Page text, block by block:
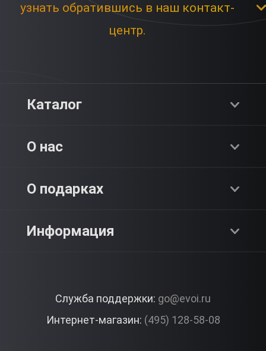
узнать обратившись в наш контакт-
центр.
Каталог
Premium
О нас
О компании
Контакты
О подарках
Как это работает?
Вопросы и ответы
Информация
Корпоративные подарки
Служба поддержки: go@evoi.ru
Интернет-магазин: (495) 128-58-08